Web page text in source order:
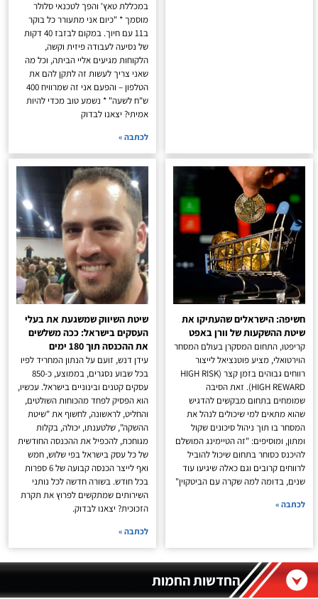
החדשות החמות
במכללת טאץ' והפך לטכנאי סלולר
מוסמך * "כיום אני מתעורר כל בוקר
ב11 עם חיוך. במקום לבזבז 40 דקות
של נסיעה לעבודה פיזית וקשה,
הלקוחות מגיעים אליי הביתה, וכל מה
שאני צריך לעשות זה לתקן להם את
הטלפון – והפעם אני זה שמרוויח 400
ש"ח לשעה" * נשמע טוב מכדי להיות
אמיתי? יצאנו לבדוק
לכתבה »
חשיפה: הישראלים שהעתיקו את
שיטת ההשקעות של וורן באפט
קריפטו, התחום המסקרן בעולם המסחר
הוירטואלי, מציע פוטנציאל לייצור
רווחים גבוהים בזמן קצר (HIGH RISK
HIGH REWARD). זאת הסיבה
שמומחים בתחום מבקשים להדגיש
שהוא מתאים למי שיכולים לנהל את
המסחר בו תוך ניהול סיכונים שקול
ומתון, ומוסיפים: "זה הטיימינג המושלם
להיכנס כסוחר בתחום שיכול להוביל
לרווחים קרובים וגם כאלה שיגיעו עוד
שנים, בדומה למה שקרה עם הביטקוין"
לכתבה »
שיטת השיווק שמשגעת את בעלי
העסקים בישראל: ככה משלשים
את ההכנסה תוך 180 ימים
עידן דנש, זועם על הנתון המחריד לפיו
בכל שבוע נסגרים, בממוצע, כ-850
עסקים קטנים ובינוניים בישראל. עכשיו,
הוא הפסיק לפחד מהכוחות השולטים,
והחליט, לראשונה, לחשוף את "שיטת
ההשקה", שלטענתו, יכולה, בקלות
מגוחכת, להכפיל את ההכנסה החודשית
של כל עסק בישראל בפי שלוש, חמש
ואף לייצר הכנסה קבועה של 6 ספרות
בכל חודש. בשורה חדשה לכל נותני
השירותים שמתקשים לפרוץ את תקרת
הזכוכית? יצאנו לבדוק.
לכתבה »